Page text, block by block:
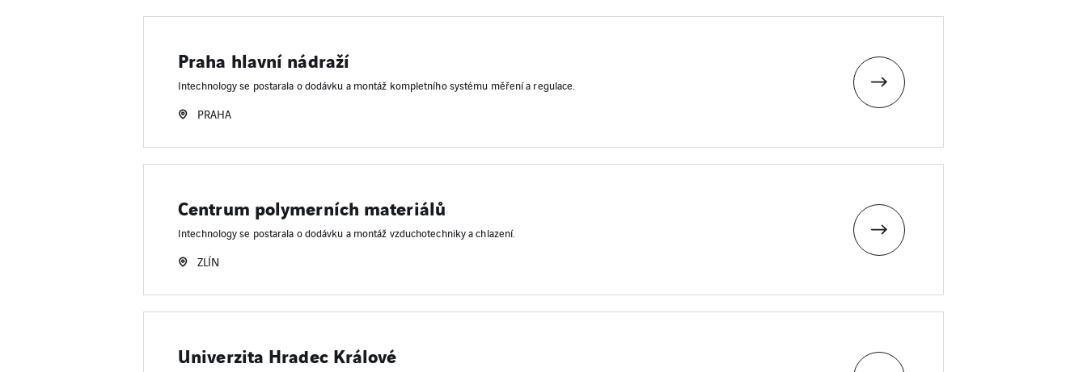
Praha hlavní nádraží
Intechnology se postarala o dodávku a montáž kompletního systému měření a regulace.
PRAHA
Centrum polymerních materiálů
Intechnology se postarala o dodávku a montáž vzduchotechniky a chlazení.
ZLÍN
Univerzita Hradec Králové